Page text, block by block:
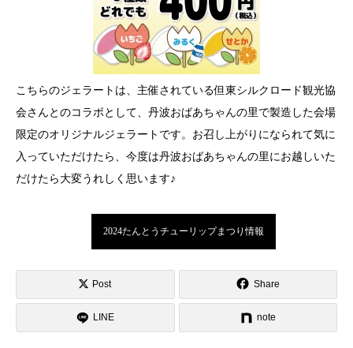
こちらのジェラートは、主催されている但東シルクロード観光協
会さんとのコラボとして、丹波おばあちゃんの里で製造した会場
限定のオリジナルジェラートです。お召し上がりになられて気に
入っていただけたら、今度は丹波おばあちゃんの里にお越しいた
だけたら大変うれしく思います♪
2024たんとうチューリップまつり情報
Post Share
LINE note